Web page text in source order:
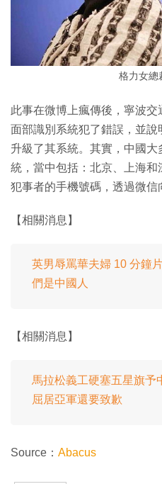
格力女總
此事在微博上瘋傳後，寧波
面部識別系統犯了錯誤，並
升級了其系統。其實，中國
統，當中包括：北京、上海和
犯事者的手機號碼，透過微信
【相關消息】
英男辱罵華夫婦 10 分鐘
們是中國人
【相關消息】
馬拉松義工硬塞五星旗予
屈居亞軍還要致歉
Source： Abacus